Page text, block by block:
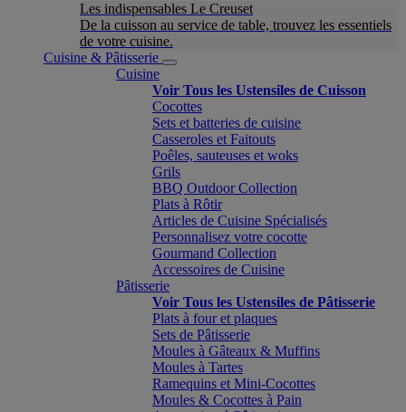
Les indispensables Le Creuset
De la cuisson au service de table, trouvez les essentiels
de votre cuisine.
Cuisine & Pâtisserie
Cuisine
Voir Tous les Ustensiles de Cuisson
Cocottes
Sets et batteries de cuisine
Casseroles et Faitouts
Poêles, sauteuses et woks
Grils
BBQ Outdoor Collection
Plats à Rôtir
Articles de Cuisine Spécialisés
Personnalisez votre cocotte
Gourmand Collection
Accessoires de Cuisine
Pâtisserie
Voir Tous les Ustensiles de Pâtisserie
Plats à four et plaques
Sets de Pâtisserie
Moules à Gâteaux & Muffins
Moules à Tartes
Ramequins et Mini-Cocottes
Moules & Cocottes à Pain